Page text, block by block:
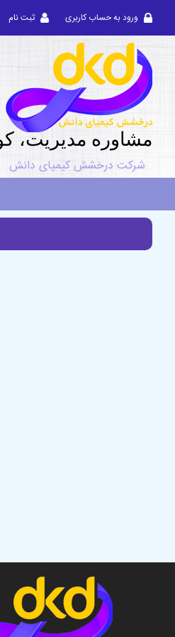
ورود به حساب کاربری ثبت نام
شرکت درخشش کیمیای دانش
مشاوره مديريت،